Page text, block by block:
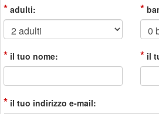
* adulti: *
* il tuo nome: * il
* il tuo indirizzo e-mail: